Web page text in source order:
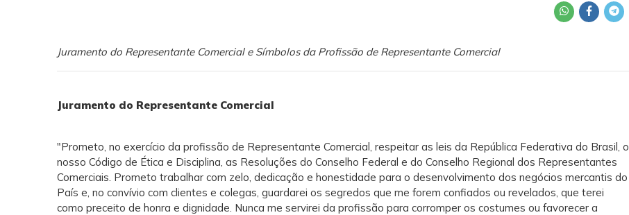
Juramento do Representante Comercial e Símbolos da Profissão de Representante Comercial
Juramento do Representante Comercial
"Prometo, no exercício da profissão de Representante Comercial, respeitar as leis da República Federativa do Brasil, o
nosso Código de Ética e Disciplina, as Resoluções do Conselho Federal e do Conselho Regional dos Representantes
Comerciais. Prometo trabalhar com zelo, dedicação e honestidade para o desenvolvimento dos negócios mercantis do
País e, no convívio com clientes e colegas, guardarei os segredos que me forem confiados ou revelados, que terei
como preceito de honra e dignidade. Nunca me servirei da profissão para corromper os costumes ou favorecer a